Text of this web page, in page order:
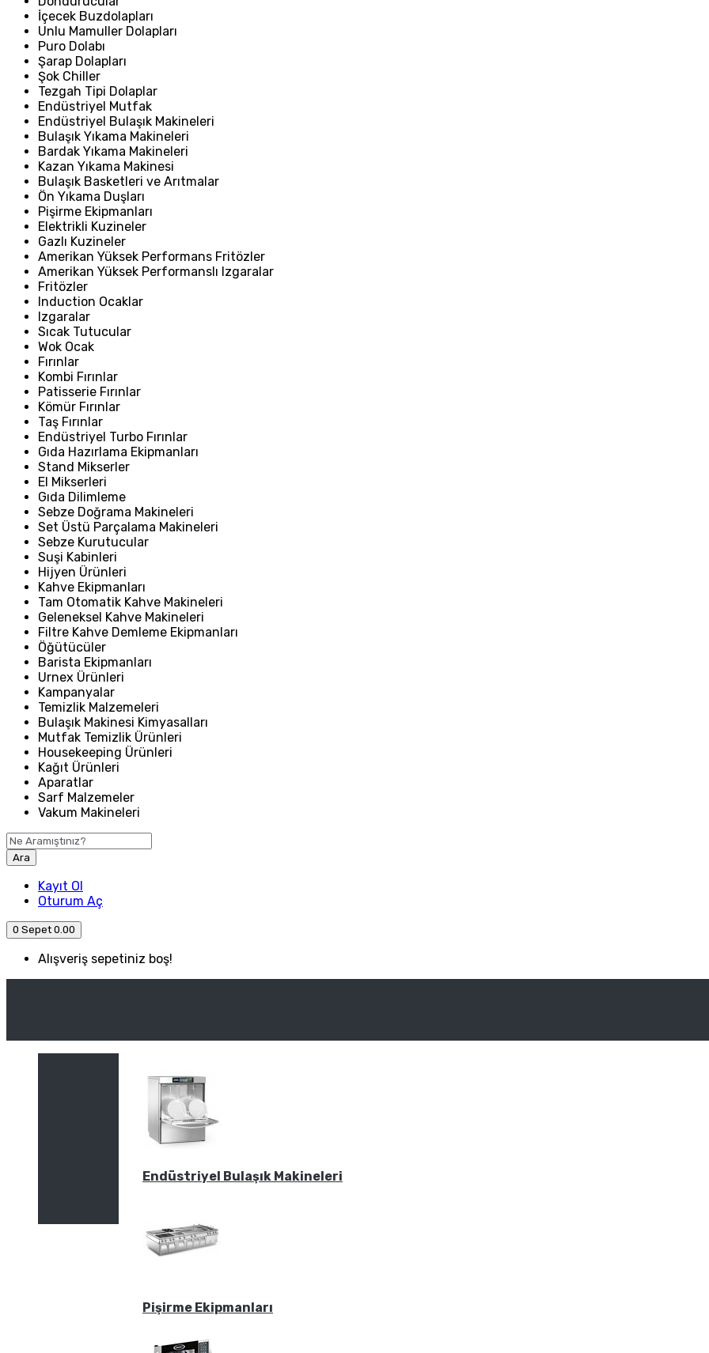
İçecek Buzdolapları
Unlu Mamuller Dolapları
Puro Dolabı
Şarap Dolapları
Şok Chiller
Tezgah Tipi Dolaplar
Endüstriyel Mutfak
Endüstriyel Bulaşık Makineleri
Bulaşık Yıkama Makineleri
Bardak Yıkama Makineleri
Kazan Yıkama Makinesi
Bulaşık Basketleri ve Arıtmalar
Ön Yıkama Duşları
Pişirme Ekipmanları
Elektrikli Kuzineler
Gazlı Kuzineler
Amerikan Yüksek Performans Fritözler
Amerikan Yüksek Performanslı Izgaralar
Fritözler
Induction Ocaklar
Izgaralar
Sıcak Tutucular
Wok Ocak
Fırınlar
Kombi Fırınlar
Patisserie Fırınlar
Kömür Fırınlar
Taş Fırınlar
Endüstriyel Turbo Fırınlar
Gıda Hazırlama Ekipmanları
Stand Mikserler
El Mikserleri
Gıda Dilimleme
Sebze Doğrama Makineleri
Set Üstü Parçalama Makineleri
Sebze Kurutucular
Suşi Kabinleri
Hijyen Ürünleri
Kahve Ekipmanları
Tam Otomatik Kahve Makineleri
Geleneksel Kahve Makineleri
Filtre Kahve Demleme Ekipmanları
Öğütücüler
Barista Ekipmanları
Urnex Ürünleri
Kampanyalar
Temizlik Malzemeleri
Bulaşık Makinesi Kimyasalları
Mutfak Temizlik Ürünleri
Housekeeping Ürünleri
Kağıt Ürünleri
Aparatlar
Sarf Malzemeler
Vakum Makineleri
Ara
Kayıt Ol
Oturum Aç
0 Sepet 0.00
Alışveriş sepetiniz boş!
Kategori
Endüstriyel Bulaşık Makineleri
Pişirme Ekipmanları